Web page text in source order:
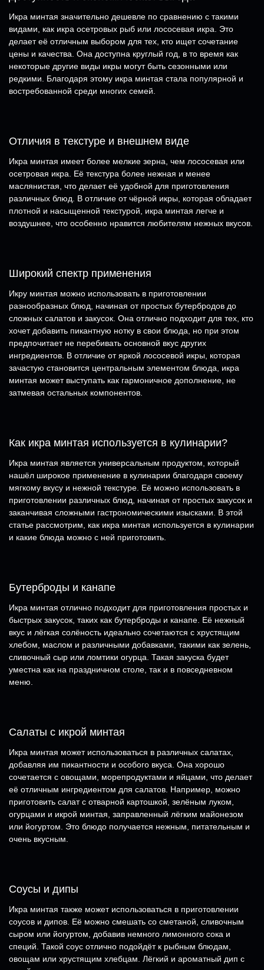
Икра минтая значительно дешевле по сравнению с такими
видами, как икра осетровых рыб или лососевая икра. Это
делает её отличным выбором для тех, кто ищет сочетание
цены и качества. Она доступна круглый год, в то время как
некоторые другие виды икры могут быть сезонными или
редкими. Благодаря этому икра минтая стала популярной и
востребованной среди многих семей.
Отличия в текстуре и внешнем виде
Икра минтая имеет более мелкие зерна, чем лососевая или
осетровая икра. Её текстура более нежная и менее
маслянистая, что делает её удобной для приготовления
различных блюд. В отличие от чёрной икры, которая обладает
плотной и насыщенной текстурой, икра минтая легче и
воздушнее, что особенно нравится любителям нежных вкусов.
Широкий спектр применения
Икру минтая можно использовать в приготовлении
разнообразных блюд, начиная от простых бутербродов до
сложных салатов и закусок. Она отлично подходит для тех, кто
хочет добавить пикантную нотку в свои блюда, но при этом
предпочитает не перебивать основной вкус других
ингредиентов. В отличие от яркой лососевой икры, которая
зачастую становится центральным элементом блюда, икра
минтая может выступать как гармоничное дополнение, не
затмевая остальных компонентов.
Как икра минтая используется в кулинарии?
Икра минтая является универсальным продуктом, который
нашёл широкое применение в кулинарии благодаря своему
мягкому вкусу и нежной текстуре. Её можно использовать в
приготовлении различных блюд, начиная от простых закусок и
заканчивая сложными гастрономическими изысками. В этой
статье рассмотрим, как икра минтая используется в кулинарии
и какие блюда можно с ней приготовить.
Бутерброды и канапе
Икра минтая отлично подходит для приготовления простых и
быстрых закусок, таких как бутерброды и канапе. Её нежный
вкус и лёгкая солёность идеально сочетаются с хрустящим
хлебом, маслом и различными добавками, такими как зелень,
сливочный сыр или ломтики огурца. Такая закуска будет
уместна как на праздничном столе, так и в повседневном
меню.
Салаты с икрой минтая
Икра минтая может использоваться в различных салатах,
добавляя им пикантности и особого вкуса. Она хорошо
сочетается с овощами, морепродуктами и яйцами, что делает
её отличным ингредиентом для салатов. Например, можно
приготовить салат с отварной картошкой, зелёным луком,
огурцами и икрой минтая, заправленный лёгким майонезом
или йогуртом. Это блюдо получается нежным, питательным и
очень вкусным.
Соусы и дипы
Икра минтая также может использоваться в приготовлении
соусов и дипов. Её можно смешать со сметаной, сливочным
сыром или йогуртом, добавив немного лимонного сока и
специй. Такой соус отлично подойдёт к рыбным блюдам,
овощам или хрустящим хлебцам. Лёгкий и ароматный дип с